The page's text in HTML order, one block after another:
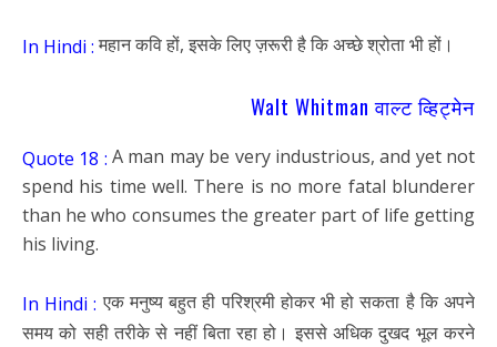
In Hindi :महान कवि हों, इसके लिए ज़रूरी है कि अच्छे श्रोता भी हों।
Walt Whitman वाल्ट व्हिट्मेन
Quote 18 : A man may be very industrious, and yet not
spend his time well. There is no more fatal blunderer
than he who consumes the greater part of life getting
his living.
In Hindi : एक मनुष्य बहुत ही परिश्रमी होकर भी हो सकता है कि अपने
समय को सही तरीके से नहीं बिता रहा हो। इससे अधिक दुखद भूल करने